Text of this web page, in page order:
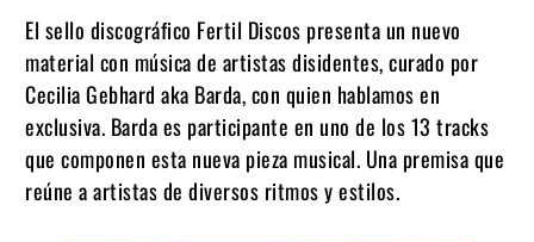
El sello discográfico Fertil Discos presenta un nuevo
material con música de artistas disidentes, curado por
Cecilia Gebhard aka Barda, con quien hablamos en
exclusiva. Barda es participante en uno de los 13 tracks
que componen esta nueva pieza musical. Una premisa que
reúne a artistas de diversos ritmos y estilos.